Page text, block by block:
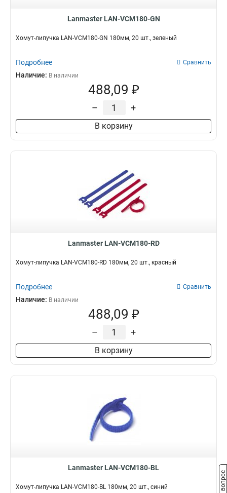
Lanmaster LAN-VCM180-GN
Хомут-липучка LAN-VCM180-GN 180мм, 20 шт., зеленый
Подробнее Сравнить
Наличие: В наличии
488,09 ₽
– +
В корзину
Lanmaster LAN-VCM180-RD
Хомут-липучка LAN-VCM180-RD 180мм, 20 шт., красный
Подробнее Сравнить
Наличие: В наличии
488,09 ₽
– +
В корзину
Lanmaster LAN-VCM180-BL
Хомут-липучка LAN-VCM180-BL 180мм, 20 шт., синий